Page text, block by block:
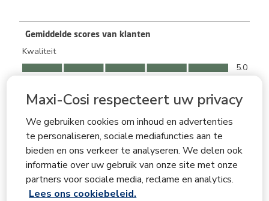
Maxi-Cosi respecteert uw privacy
We gebruiken cookies om inhoud en advertenties
te personaliseren, sociale mediafuncties aan te
bieden en ons verkeer te analyseren. We delen ook
informatie over uw gebruik van onze site met onze
partners voor sociale media, reclame en analytics.
Lees ons cookiebeleid.
Gemiddelde scores van klanten
Kwaliteit
Kwaliteit, 5.0 van 5
5.0
Makkelijk te gebruiken, 5.0 van 5
5.0
Comfort
Comfort, 5.0 van 5
Beoordelingen filteren
Onderwerpen en beoordelingen zoeken per regio